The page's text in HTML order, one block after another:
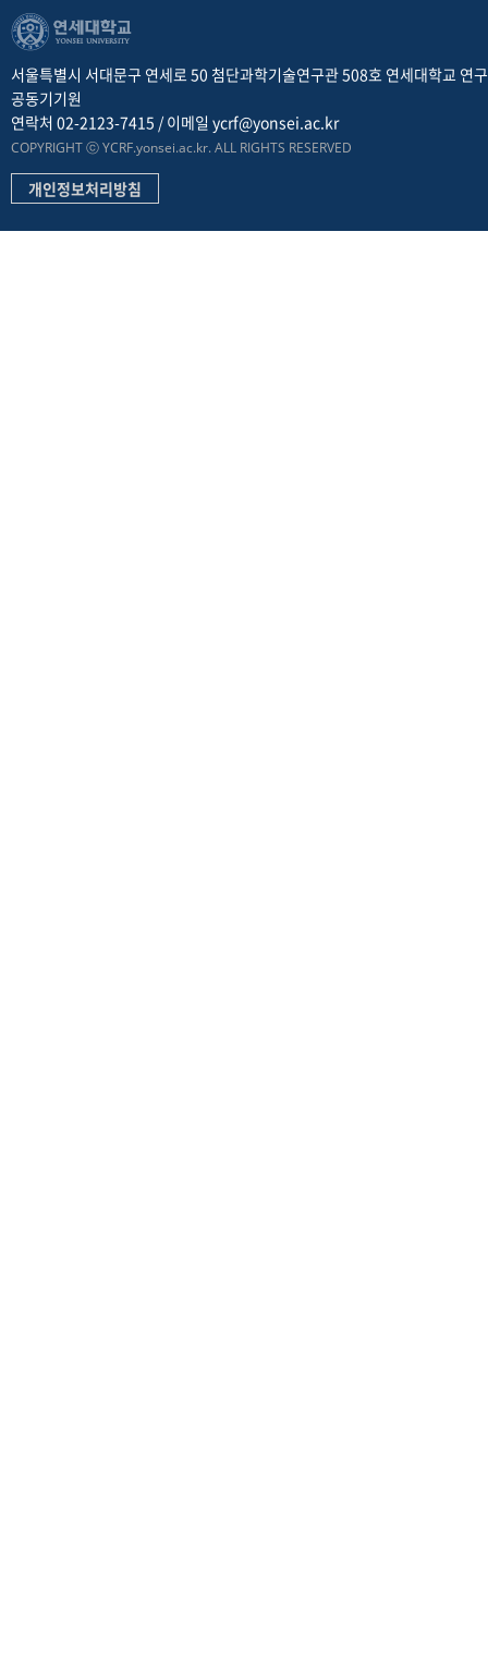
서울특별시 서대문구 연세로 50 첨단과학기술연구관 508호 연세대학교 연
공동기기원
연락처 02-2123-7415 / 이메일 ycrf@yonsei.ac.kr
COPYRIGHT ⓒ YCRF.yonsei.ac.kr. ALL RIGHTS RESERVED
개인정보처리방침